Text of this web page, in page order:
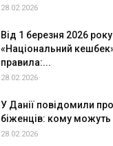
28.02.2026
Від 1 березня 2026
«Національний
правила:...
28.02.2026
У Данії повідомили
біженців: кому можуть
28.02.2026